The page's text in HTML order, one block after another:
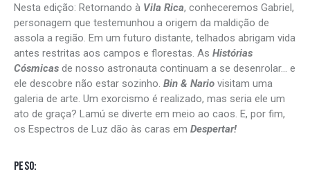
original
era:
R$15,00.
atual
é:
R$13,50.
Nesta edição: Retornando à Vila Rica, conheceremos Gabriel,
personagem que testemunhou a origem da maldição de
assola a região. Em um futuro distante, telhados abrigam vida
antes restritas aos campos e florestas. As Histórias
Cósmicas de nosso astronauta continuam a se desenrolar… e
ele descobre não estar sozinho. Bin & Nario visitam uma
galeria de arte. Um exorcismo é realizado, mas seria ele um
ato de graça? Lamú se diverte em meio ao caos. E, por fim,
os Espectros de Luz dão às caras em Despertar!
Peso